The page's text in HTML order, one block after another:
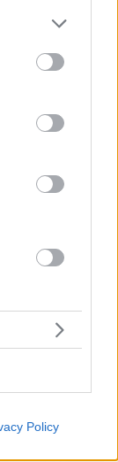
Google
may click to
tags to
Google
Policy
ηγεσία
- Πρόσωπα-
- Ασθενής